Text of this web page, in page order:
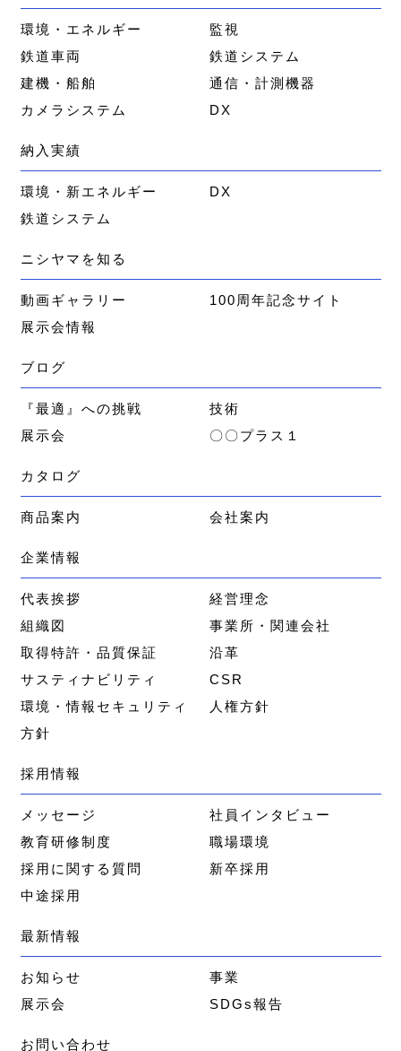
環境・エネルギー
監視
鉄道車両
鉄道システム
建機・船舶
通信・計測機器
カメラシステム
DX
納入実績
環境・新エネルギー
DX
鉄道システム
ニシヤマを知る
動画ギャラリー
100周年記念サイト
展示会情報
ブログ
『最適』への挑戦
技術
展示会
〇〇プラス１
カタログ
商品案内 会社案内
企業情報
代表挨拶
経営理念
組織図
事業所・関連会社
取得特許・品質保証
沿革
サスティナビリティ
CSR
環境・情報セキュリティ
方針
人権方針
採用情報
メッセージ
社員インタビュー
教育研修制度
職場環境
採用に関する質問
新卒採用
中途採用
最新情報
お知らせ
事業
展示会
SDGs報告
お問い合わせ